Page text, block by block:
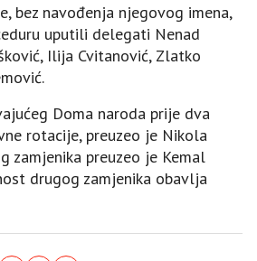
bez navođenja njegovog imena,
uputili delegati Nenad
Ilija Cvitanović, Zlatko
Doma naroda prije dva
rotacije, preuzeo je Nikola
zamjenika preuzeo je Kemal
drugog zamjenika obavlja